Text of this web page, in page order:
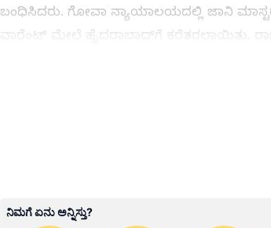
ಬಂಧಿಸಿದರು. ಗೋವಾ ನ್ಯಾಯಾಲಯದಲ್ಲಿ ಜಾನಿ
ವಾರೆಂಟ್ ಮೇಲೆ ಹೈದರಾಬಾದ್‌ಗೆ ಕರೆತರಲಾಯಿತು.